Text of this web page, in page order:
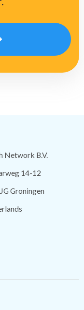
Network B.V.
14-12
Groningen